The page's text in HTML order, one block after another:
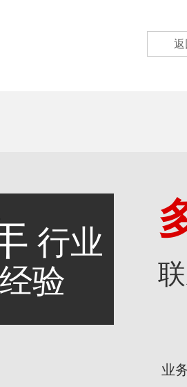
返
行业
经验
业